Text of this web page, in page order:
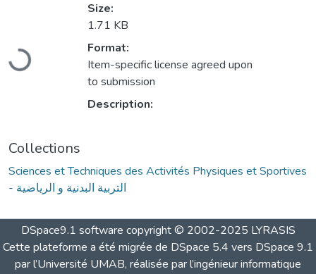
Loading...
Size:
1.71 KB
Format:
Item-specific license agreed upon
to submission
Description:
Collections
Sciences et Techniques des Activités Physiques et Sportives
- التربية البدنية و الرياضية
DSpace9.1 software copyright © 2002-2025 LYRASIS
Cette plateforme a été migrée de DSpace 5.4 vers DSpace 9.1
par l’Université UMAB, réalisée par l’ingénieur informatique